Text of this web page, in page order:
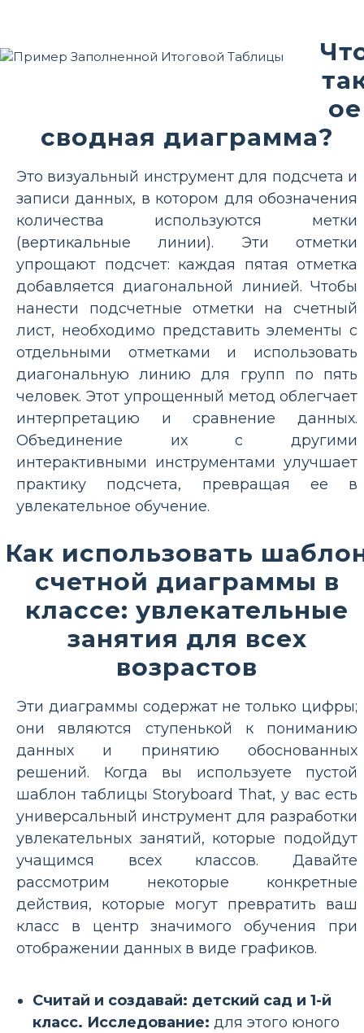
ое
сводная диаграмма?
Это визуальный инструмент для подсчета и
записи данных, в котором для обозначения
количества используются метки
(вертикальные линии). Эти отметки
упрощают подсчет: каждая пятая отметка
добавляется диагональной линией. Чтобы
нанести подсчетные отметки на счетный
лист, необходимо представить элементы с
отдельными отметками и использовать
диагональную линию для групп по пять
человек. Этот упрощенный метод облегчает
интерпретацию и сравнение данных.
Объединение их с другими
интерактивными инструментами улучшает
практику подсчета, превращая ее в
увлекательное обучение.
Как использовать
счетной диаграммы в
классе: увлекательные
занятия для всех
возрастов
Эти диаграммы содержат не только цифры;
они являются ступенькой к пониманию
данных и принятию обоснованных
решений. Когда вы используете пустой
шаблон таблицы Storyboard That, у вас есть
универсальный инструмент для разработки
увлекательных занятий, которые подойдут
учащимся всех классов. Давайте
рассмотрим некоторые конкретные
действия, которые могут превратить ваш
класс в центр значимого обучения при
отображении данных в виде графиков.
Считай и создавай: детский сад и 1-й
класс. Исследование: для этого юного